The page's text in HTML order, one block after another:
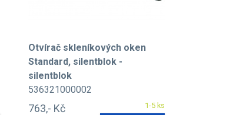
Otvírač skleníkových oken
Standard, silentblok -
silentblok
536321000002
1-5 ks
763,- Kč